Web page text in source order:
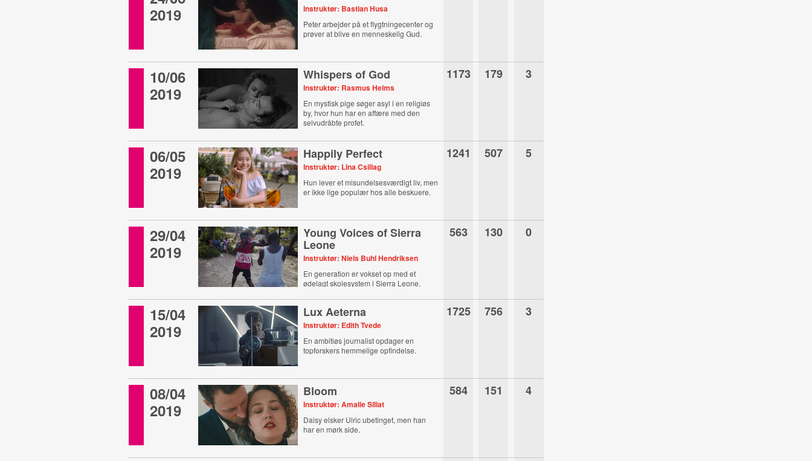
2019
Instruktør: Bastian Husa
Peter arbejder på et flygtningecenter og
prøver at blive en menneskelig Gud.
10/06
2019
Whispers of God
Instruktør: Rasmus Helms
En mystisk pige søger asyl i en religiøs
by, hvor hun har en affære med den
selvudråbte profet.
1173 179 3
06/05
2019
Happily Perfect
Instruktør: Lina Csillag
Hun lever et misundelsesværdigt liv, men
er ikke lige populær hos alle beskuere.
1241 507 5
29/04
2019
Young Voices of Sierra
Leone
Instruktør: Niels Buhl Hendriksen
En generation er vokset op med et
ødelagt skolesystem i Sierra Leone.
563 130 0
15/04
2019
Lux Aeterna
Instruktør: Edith Tvede
En ambitiøs journalist opdager en
topforskers hemmelige opfindelse.
1725 756 3
08/04
2019
Bloom
Instruktør: Amalie Sillat
Daisy elsker Ulric ubetinget, men han
har en mørk side.
584 151 4